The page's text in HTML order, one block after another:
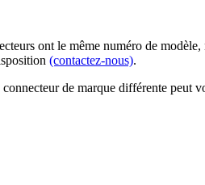
ont le même numéro de
(contactez-nous).
de marque différente peut